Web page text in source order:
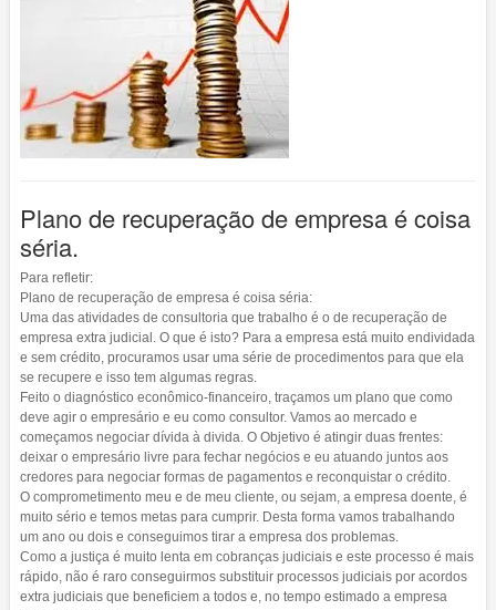
Plano de recuperação de empresa é coisa
séria.
Para refletir:
Plano de recuperação de empresa é coisa séria:
Uma das atividades de consultoria que trabalho é o de recuperação de
empresa extra judicial. O que é isto? Para a empresa está muito endividada
e sem crédito, procuramos usar uma série de procedimentos para que ela
se recupere e isso tem algumas regras.
Feito o diagnóstico econômico-financeiro, traçamos um plano que como
deve agir o empresário e eu como consultor. Vamos ao mercado e
começamos negociar dívida à divida. O Objetivo é atingir duas frentes:
deixar o empresário livre para fechar negócios e eu atuando juntos aos
credores para negociar formas de pagamentos e reconquistar o crédito.
O comprometimento meu e de meu cliente, ou sejam, a empresa doente, é
muito sério e temos metas para cumprir. Desta forma vamos trabalhando
um ano ou dois e conseguimos tirar a empresa dos problemas.
Como a justiça é muito lenta em cobranças judiciais e este processo é mais
rápido, não é raro conseguirmos substituir processos judiciais por acordos
extra judiciais que beneficiem a todos e, no tempo estimado a empresa